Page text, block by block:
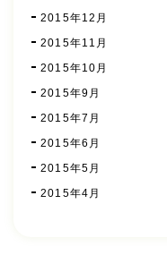
2015年12月
2015年11月
2015年10月
2015年9月
2015年7月
2015年6月
2015年5月
2015年4月